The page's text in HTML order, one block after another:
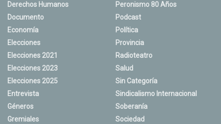
Derechos Humanos
Documento
Economía
Elecciones
Elecciones 2021
Elecciones 2023
Elecciones 2025
Entrevista
Géneros
Gremiales
Peronismo 80 Años
Podcast
Política
Provincia
Radioteatro
Salud
Sin Categoría
Sindicalismo Internacional
Soberanía
Sociedad